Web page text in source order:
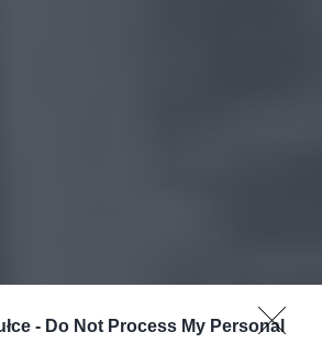
- Do Not Process My Personal